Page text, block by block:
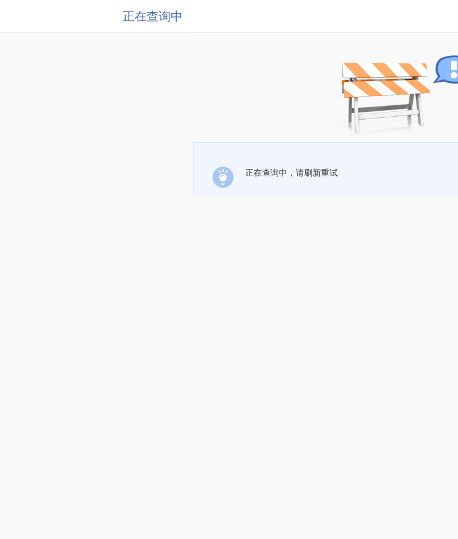
正在查询中
正在查询中，请刷新重试